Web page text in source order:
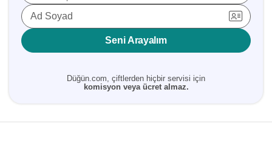
Ad Soyad
Seni Arayalım
Düğün.com, çiftlerden hiçbir servisi için
komisyon veya ücret almaz.